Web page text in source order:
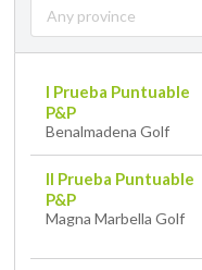
Any province
I Prueba Puntuable
P&P
Benalmadena Golf
II Prueba Puntuable
P&P
Magna Marbella Golf